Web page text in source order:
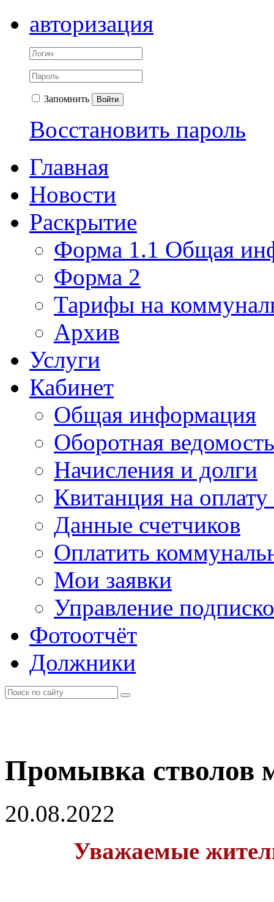
авторизация
Запомнить Войти
Восстановить пароль
Главная
Новости
Раскрытие
Форма 1.1 Общая
Форма 2
Тарифы на
Архив
Услуги
Кабинет
Общая информация
Оборотная ведомость
Начисления и долги
Квитанция на
Данные счетчиков
Оплатить
Мои заявки
Управление
Фотоотчёт
Должники
Промывка стволов
20.08.2022
Уважаемые